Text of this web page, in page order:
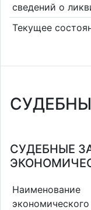
сведений о
Текущее
СУДЕБНЫЕ
Наименование
экономического